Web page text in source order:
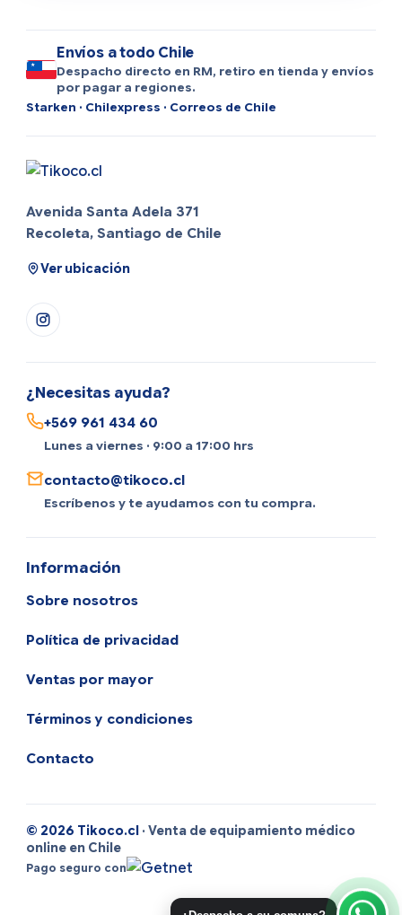
Envíos a todo Chile
Despacho directo en RM, retiro en tienda y envíos
por pagar a regiones.
Starken · Chilexpress · Correos de Chile
Avenida Santa Adela 371
Recoleta, Santiago de Chile
Ver ubicación
¿Necesitas ayuda?
+569 961 434 60
Lunes a viernes · 9:00 a 17:00 hrs
contacto@tikoco.cl
Escríbenos y te ayudamos con tu compra.
Información
Sobre nosotros
Política de privacidad
Ventas por mayor
Términos y condiciones
Contacto
© 2026 Tikoco.cl · Venta de equipamiento médico
online en Chile
Pago seguro con